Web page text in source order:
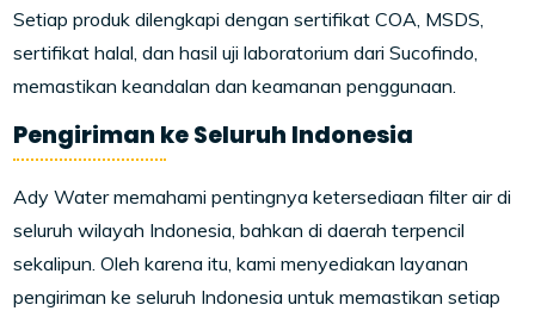
Setiap produk dilengkapi dengan sertifikat COA, MSDS,
sertifikat halal, dan hasil uji laboratorium dari Sucofindo,
memastikan keandalan dan keamanan penggunaan.
Pengiriman ke Seluruh Indonesia
Ady Water memahami pentingnya ketersediaan filter air di
seluruh wilayah Indonesia, bahkan di daerah terpencil
sekalipun. Oleh karena itu, kami menyediakan layanan
pengiriman ke seluruh Indonesia untuk memastikan setiap